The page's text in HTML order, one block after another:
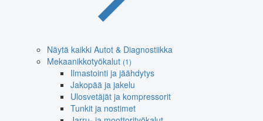
Näytä kaikki Autot & Diagnostiikka
Mekaanikkotyökalut (1)
Ilmastointi ja jäähdytys
Jakopää ja jakelu
Ulosvetäjät ja kompressorit
Tunkit ja nostimet